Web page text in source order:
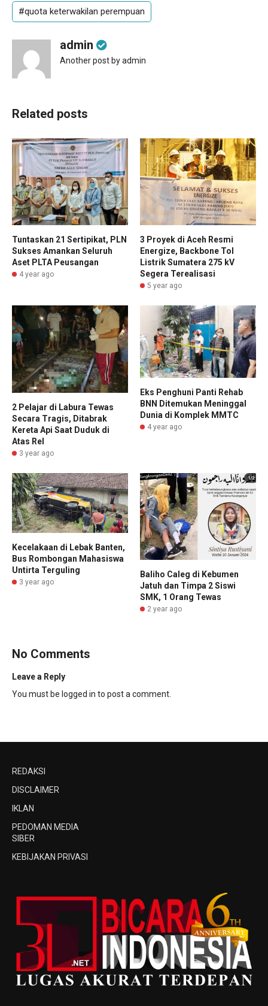
#quota keterwakilan perempuan
admin
Another post by admin
Related posts
Tuntaskan 21 Sertipikat, PLN
Sukses Amankan Seluruh
Aset PLTA Peusangan
4 year ago
3 Proyek di Aceh Resmi
Energize, Backbone Tol
Listrik Sumatera 275 kV
Segera Terealisasi
5 year ago
2 Pelajar di Labura Tewas
Secara Tragis, Ditabrak
Kereta Api Saat Duduk di
Atas Rel
3 year ago
Eks Penghuni Panti Rehab
BNN Ditemukan Meninggal
Dunia di Komplek MMTC
4 year ago
Kecelakaan di Lebak Banten,
Bus Rombongan Mahasiswa
Untirta Terguling
3 year ago
Baliho Caleg di Kebumen
Jatuh dan Timpa 2 Siswi
SMK, 1 Orang Tewas
2 year ago
No Comments
Leave a Reply
You must be logged in to post a comment.
REDAKSI
DISCLAIMER
IKLAN
PEDOMAN MEDIA
SIBER
KEBIJAKAN PRIVASI